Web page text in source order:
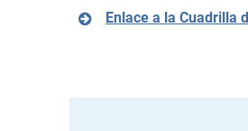
Enlace a la Cuadrilla